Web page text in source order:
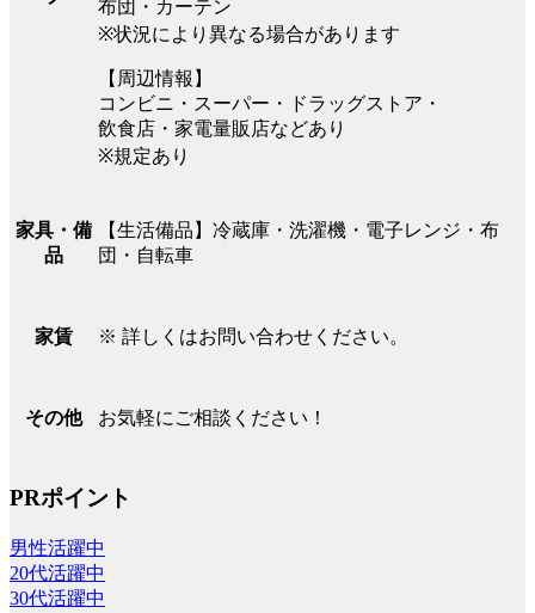
布団・カーテン
※状況により異なる場合があります
【周辺情報】
コンビニ・スーパー・ドラッグストア・
飲食店・家電量販店などあり
※規定あり
家具・備
品
【生活備品】冷蔵庫・洗濯機・電子レンジ・布
団・自転車
家賃 ※ 詳しくはお問い合わせください。
その他 お気軽にご相談ください！
PRポイント
男性活躍中
20代活躍中
30代活躍中